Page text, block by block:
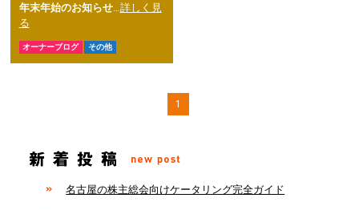
年末年始のお知らせ… 詳しく見
る
オーナーブログ その他
1
名古屋の株主総会向けケータリング完全ガイド